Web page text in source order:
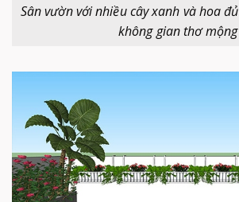
Sân vườn với nhiều cây xanh và hoa
không gian thơ mộng